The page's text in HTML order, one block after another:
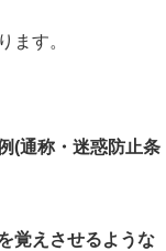
ます。
(通称・迷惑防止条
覚えさせるような